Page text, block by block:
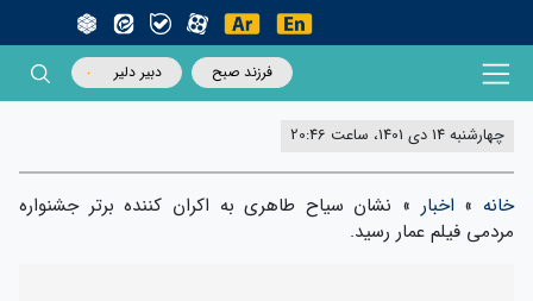
فرزند صبح دبیر دلیر
چهارشنبه 14 دی 1401، ساعت 20:46
خانه» اخبار » نشان سیاح طاهری به اکران کننده برتر جشنواره
مردمی فیلم عمار رسید.